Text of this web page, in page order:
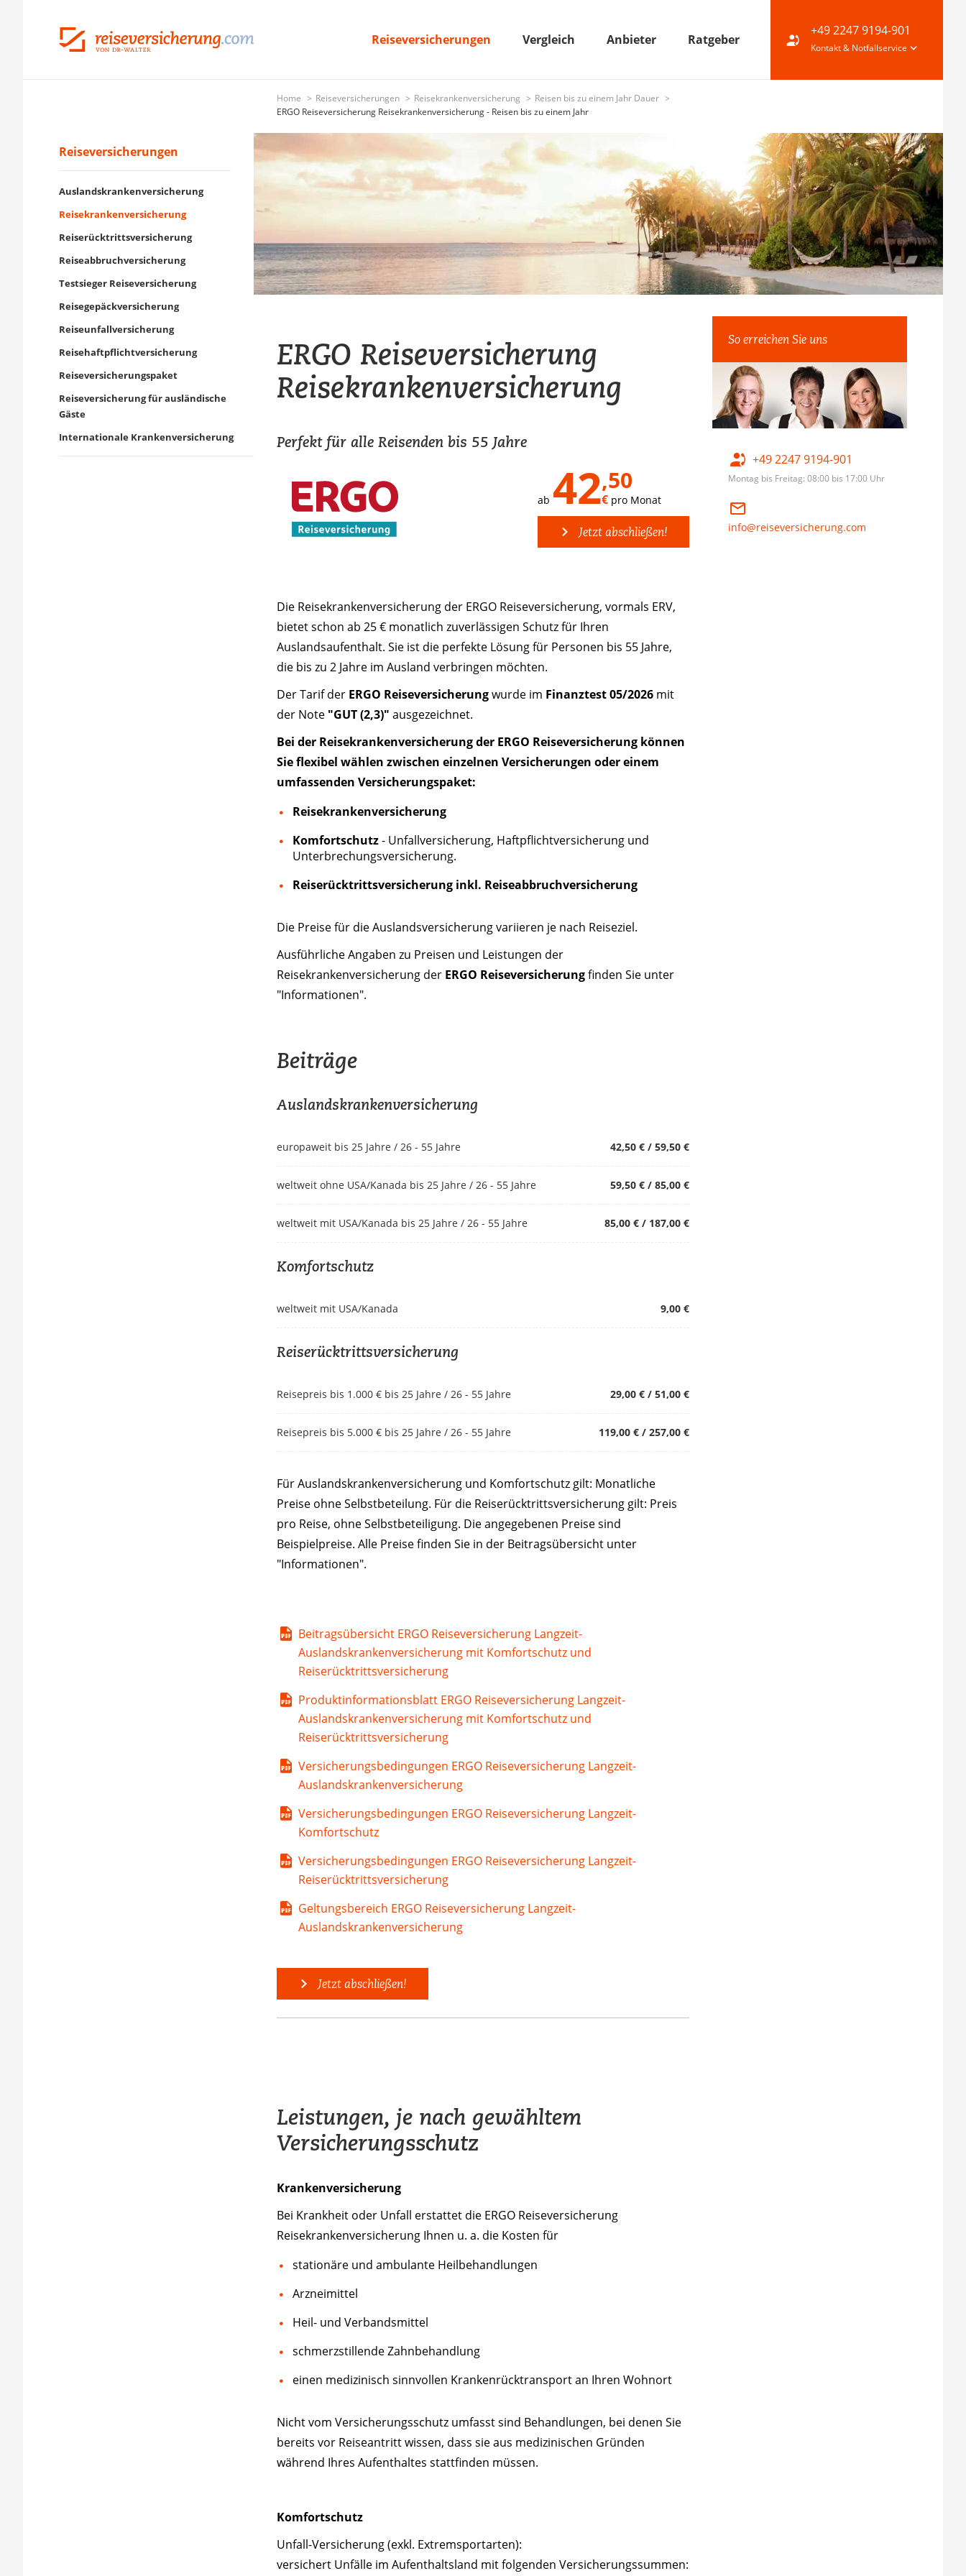
Reiseversicherungen Vergleich Anbieter Ratgeber
+49 2247 9194-901
Kontakt & Notfallservice
Home Reiseversicherungen Reisekrankenversicherung
Reisen bis zu einem Jahr Dauer
ERGO Reiseversicherung Reisekrankenversicherung - Reisen bis zu einem Jahr
Reiseversicherungen
Auslandskrankenversicherung
Reisekrankenversicherung
Reiserücktrittsversicherung
Reiseabbruchversicherung
Testsieger Reiseversicherung
Reisegepäckversicherung
Reiseunfallversicherung
Reisehaftpflichtversicherung
Reiseversicherungspaket
Reiseversicherung für ausländische
Gäste
Internationale Krankenversicherung
ERGO Reiseversicherung
Reisekrankenversicherung
Perfekt für alle Reisenden bis 55 Jahre
ab 42,50
€ pro Monat
Jetzt abschließen!
Die Reisekrankenversicherung der ERGO Reiseversicherung, vormals ERV,
bietet schon ab 25 € monatlich zuverlässigen Schutz für Ihren
Auslandsaufenthalt. Sie ist die perfekte Lösung für Personen bis 55 Jahre,
die bis zu 2 Jahre im Ausland verbringen möchten.
Der Tarif der ERGO Reiseversicherungwurde im Finanztest 05/2026 mit
der Note "GUT (2,3)" ausgezeichnet.
Bei der Reisekrankenversicherung der ERGO Reiseversicherung können
Sie flexibel wählen zwischen einzelnen Versicherungen oder einem
umfassenden Versicherungspaket:
Reisekrankenversicherung
Komfortschutz- Unfallversicherung, Haftpflichtversicherung und
Unterbrechungsversicherung.
Reiserücktrittsversicherung inkl. Reiseabbruchversicherung
Die Preise für die Auslandsversicherung variieren je nach Reiseziel.
Ausführliche Angaben zu Preisen und Leistungen der
Reisekrankenversicherung der ERGO Reiseversicherungfinden Sie unter
"Informationen".
Beiträge
Auslandskrankenversicherung
europaweit bis 25 Jahre / 26 - 55 Jahre 42,50 € / 59,50 €
weltweit ohne USA/Kanada bis 25 Jahre / 26 - 55 Jahre 59,50 € / 85,00 €
weltweit mit USA/Kanada bis 25 Jahre / 26 - 55 Jahre 85,00 € / 187,00 €
Komfortschutz
weltweit mit USA/Kanada 9,00 €
Reiserücktrittsversicherung
Reisepreis bis 1.000 € bis 25 Jahre / 26 - 55 Jahre 29,00 € / 51,00 €
Reisepreis bis 5.000 € bis 25 Jahre / 26 - 55 Jahre 119,00 € / 257,00 €
Für Auslandskrankenversicherung und Komfortschutz gilt: Monatliche
Preise ohne Selbstbeteilung. Für die Reiserücktrittsversicherung gilt: Preis
pro Reise, ohne Selbstbeteiligung. Die angegebenen Preise sind
Beispielpreise. Alle Preise finden Sie in der Beitragsübersicht unter
"Informationen".
Beitragsübersicht ERGO Reiseversicherung Langzeit-
Auslandskrankenversicherung mit Komfortschutz und
Reiserücktrittsversicherung
Produktinformationsblatt ERGO Reiseversicherung Langzeit-
Auslandskrankenversicherung mit Komfortschutz und
Reiserücktrittsversicherung
Versicherungsbedingungen ERGO Reiseversicherung Langzeit-
Auslandskrankenversicherung
Versicherungsbedingungen ERGO Reiseversicherung Langzeit-
Komfortschutz
Versicherungsbedingungen ERGO Reiseversicherung Langzeit-
Reiserücktrittsversicherung
Geltungsbereich ERGO Reiseversicherung Langzeit-
Auslandskrankenversicherung
Jetzt abschließen!
Leistungen, je nach gewähltem
Versicherungsschutz
Krankenversicherung
Bei Krankheit oder Unfall erstattet die ERGO Reiseversicherung
Reisekrankenversicherung Ihnen u. a. die Kosten für
stationäre und ambulante Heilbehandlungen
Arzneimittel
Heil- und Verbandsmittel
schmerzstillende Zahnbehandlung
einen medizinisch sinnvollen Krankenrücktransport an Ihren Wohnort
Nicht vom Versicherungsschutz umfasst sind Behandlungen, bei denen Sie
bereits vor Reiseantritt wissen, dass sie aus medizinischen Gründen
während Ihres Aufenthaltes stattfinden müssen.
Komfortschutz
Unfall-Versicherung (exkl. Extremsportarten):
versichert Unfälle im Aufenthaltsland mit folgenden Versicherungssummen:
So erreichen Sie uns
+49 2247 9194-901
Montag bis Freitag: 08:00 bis 17:00 Uhr
info@reiseversicherung.com